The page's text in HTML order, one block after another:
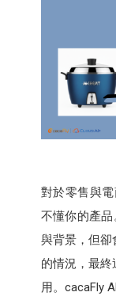
對於零售與
不懂你的產
與背景，但
的情況，最
用。cacaFly